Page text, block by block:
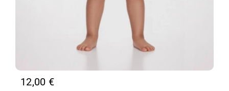
12,00 €